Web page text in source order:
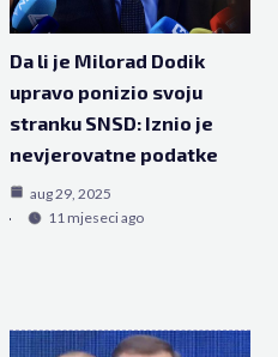
Da li je Milorad Dodik
upravo ponizio svoju
stranku SNSD: Iznio je
nevjerovatne podatke
aug 29, 2025
11 mjeseci ago